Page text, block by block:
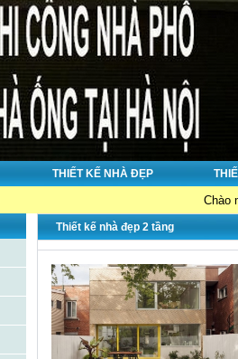
THIẾT KẾ NHÀ ĐẸP
Chào mừng bạn
Thiết kế nhà đẹp 2 tầng